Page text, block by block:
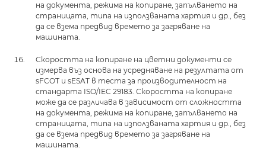
на документа, режима на копиране, запълването на
страницата, типа на използваната хартия и др., без
да се взема предвид времето за загряване на
машината.
Скоростта на копиране на цветни документи се
измерва въз основа на усредняване на резултата от
sFCOT и sESAT в теста за производителност на
стандарта ISO/IEC 29183. Скоростта на копиране
може да се различава в зависимост от сложността
на документа, режима на копиране, запълването на
страницата, типа на използваната хартия и др., без
да се взема предвид времето за загряване на
машината.